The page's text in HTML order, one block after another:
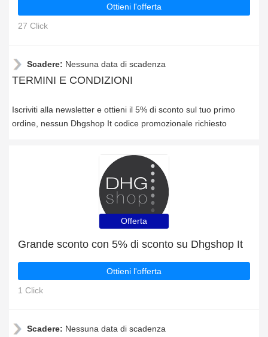
Ottieni l'offerta
27 Click
Scadere: Nessuna data di scadenza
TERMINI E CONDIZIONI
Iscriviti alla newsletter e ottieni il 5% di sconto sul tuo primo
ordine, nessun Dhgshop It codice promozionale richiesto
Offerta
Grande sconto con 5% di sconto su Dhgshop It
Ottieni l'offerta
1 Click
Scadere: Nessuna data di scadenza